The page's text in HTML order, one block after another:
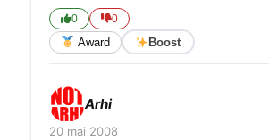
0 0
Award Boost
Arhi
20 mai 2008